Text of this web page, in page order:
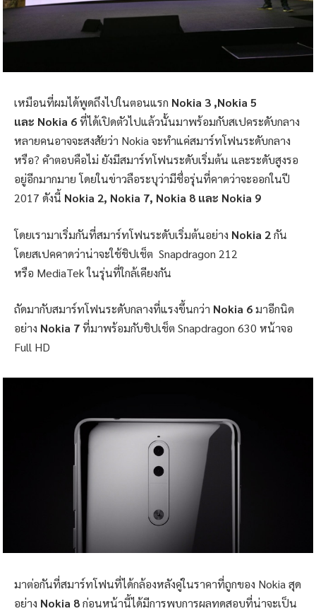
เหมือนที่ผมได้พูดถึงไปในตอนแรก Nokia 3 ,Nokia 5
และ Nokia 6ที่ได้เปิดตัวไปแล้วนั้นมาพร้อมกับสเปคระดับกลาง
หลายคนอาจจะสงสัยว่า Nokia จะทำแค่สมาร์ทโฟนระดับกลาง
หรือ? คำตอบคือไม่ ยังมีสมาร์ทโฟนระดับเริ่มต้น และระดับสูงรอ
อยู่อีกมากมาย โดยในข่าวลือระบุว่ามีชื่อรุ่นที่คาดว่าจะออกในปี
2017 ดังนี้ Nokia 2, Nokia 7, Nokia 8 และ Nokia 9
โดยเรามาเริ่มกันที่สมาร์ทโฟนระดับเริ่มต้นอย่าง Nokia 2กัน
โดยสเปคคาดว่าน่าจะใช้ชิปเช็ต Snapdragon 212
หรือ MediaTek ในรุ่นที่ใกล้เคียงกัน
ถัดมากับสมาร์ทโฟนระดับกลางที่แรงขึ้นกว่า Nokia 6มาอีกนิด
อย่าง Nokia 7ที่มาพร้อมกับชิปเช็ต Snapdragon 630 หน้าจอ
Full HD
มาต่อกันที่สมาร์ทโฟนที่ได้กล้องหลังคู่ในราคาที่ถูกของ Nokia สุด
อย่าง Nokia 8ก่อนหน้านี้ได้มีการพบการผลทดสอบที่น่าจะเป็น